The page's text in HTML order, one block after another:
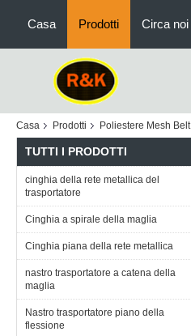
Casa Prodotti Circa noi
Casa Prodotti Poliestere Mesh Belt
TUTTI I PRODOTTI
cinghia della rete metallica del
trasportatore
Cinghia a spirale della maglia
Cinghia piana della rete metallica
nastro trasportatore a catena della
maglia
Nastro trasportatore piano della
flessione